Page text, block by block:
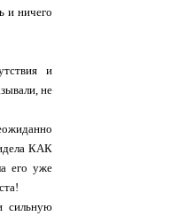
и ничего
и
не
КАК
его уже
сильную